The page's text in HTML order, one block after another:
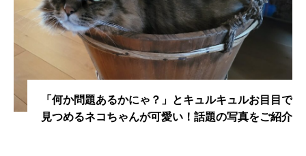
「何か問題あるかにゃ？」とキュルキュルお目目で
見つめるネコちゃんが可愛い！話題の写真をご紹介